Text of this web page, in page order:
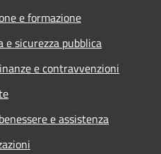
e formazione
e sicurezza pubblica
e contravvenzioni
e assistenza